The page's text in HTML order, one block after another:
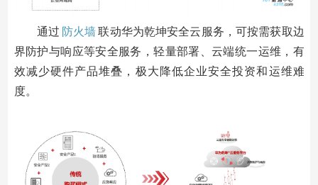
通过 防火墙 联动华为乾坤安全云服务，可按需获取边
界防护与响应等安全服务，轻量部署、云端统一运维，有
效减少硬件产品堆叠，极大降低企业安全投资和运维难
度。